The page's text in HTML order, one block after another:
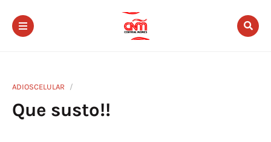
ADIOSCELULAR
Que susto!!